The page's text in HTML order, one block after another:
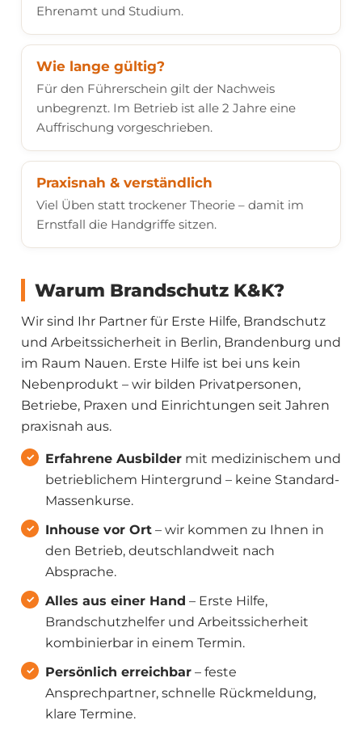
Ehrenamt und Studium.
Wie lange gültig?
Für den Führerschein gilt der Nachweis
unbegrenzt. Im Betrieb ist alle 2 Jahre eine
Auffrischung vorgeschrieben.
Praxisnah & verständlich
Viel Üben statt trockener Theorie – damit im
Ernstfall die Handgriffe sitzen.
Warum Brandschutz K&K?
Wir sind Ihr Partner für Erste Hilfe, Brandschutz
und Arbeitssicherheit in Berlin, Brandenburg und
im Raum Nauen. Erste Hilfe ist bei uns kein
Nebenprodukt – wir bilden Privatpersonen,
Betriebe, Praxen und Einrichtungen seit Jahren
praxisnah aus.
Erfahrene Ausbilder mit medizinischem und
betrieblichem Hintergrund – keine Standard-
Massenkurse.
Inhouse vor Ort – wir kommen zu Ihnen in
den Betrieb, deutschlandweit nach
Absprache.
Alles aus einer Hand – Erste Hilfe,
Brandschutzhelfer und Arbeitssicherheit
kombinierbar in einem Termin.
Persönlich erreichbar – feste
Ansprechpartner, schnelle Rückmeldung,
klare Termine.